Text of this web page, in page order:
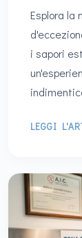
Esplora la
i sapori
LEGGI